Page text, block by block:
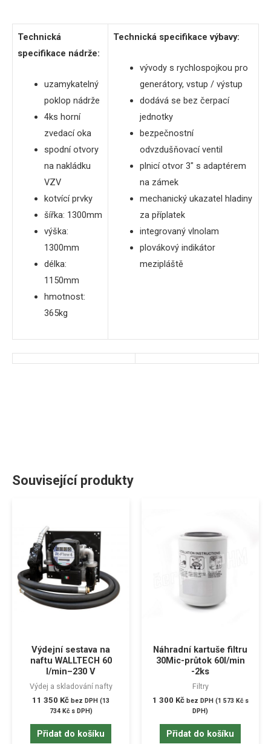
Technická
specifikace nádrže:
uzamykatelný
poklop nádrže
4ks horní
zvedací oka
spodní otvory
na nakládku
VZV
kotvící prvky
šířka: 1300mm
výška:
1300mm
délka:
1150mm
hmotnost:
365kg
Technická specifikace výbavy:
vývody s rychlospojkou pro
generátory, vstup / výstup
dodává se bez čerpací
jednotky
bezpečnostní
odvzdušňovací ventil
plnicí otvor 3″ s adaptérem
na zámek
mechanický ukazatel hladiny
za příplatek
integrovaný vlnolam
plovákový indikátor
mezipláště
Související produkty
Výdejní sestava na
naftu WALLTECH 60
l/min–230 V
Výdej a skladování nafty
11 350 Kč bez DPH (13
734 Kčs DPH)
Přidat do košíku
Náhradní kartuše filtru
30Mic-průtok 60l/min
-2ks
Filtry
1 300 Kč bez DPH (1 573 Kčs
DPH)
Přidat do košíku